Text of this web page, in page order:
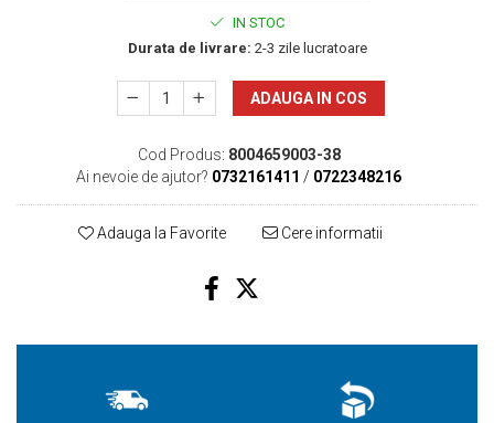
IN STOC
Durata de livrare: 2-3 zile lucratoare
ADAUGA IN COS
Cod Produs: 8004659003-38
Ai nevoie de ajutor? 0732161411 / 0722348216
Adauga la Favorite Cere informatii